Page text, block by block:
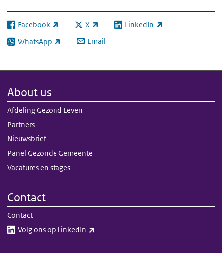
Facebook
(link is external) X
(link is external)LinkedIn
(link is external)
WhatsApp
(link is external) Email
About us
Afdeling Gezond Leven
Partners
Nieuwsbrief
Panel Gezonde Gemeente
Vacatures en stages
Contact
Contact
Volg ons op LinkedIn​​